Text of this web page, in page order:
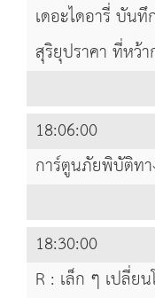
เดอะไดอารี่ บัน
สุริยุปราคา ที่หว้
18:06:00
การ์ตูนภัยพิบัติทา
18:30:00
R : เล็ก ๆ เปลี่ย